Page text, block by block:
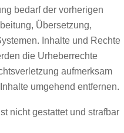
bedarf der vorherigen
Übersetzung,
Inhalte und Rechte
die Urheberrechte
aufmerksam
umgehend entfernen.
nicht gestattet und strafbar